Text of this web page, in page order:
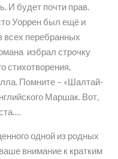
И будет почти прав.
Уоррен был ещё и
всех перебранных
избрал строчку
стихотворения,
Помните – «Шалтай-
Маршак. Вот,
одной из родных
внимание к кратким